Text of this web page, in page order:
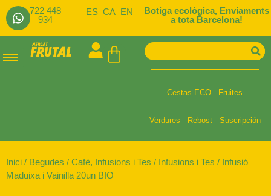
722 448
934
Botiga ecològica, Enviaments
a tota Barcelona!
ES CA EN
Cestas ECO Fruites
Verdures Rebost Suscripción
Inici / Begudes / Cafè, Infusions i Tes / Infusions i Tes / Infusió
Maduixa i Vainilla 20un BIO